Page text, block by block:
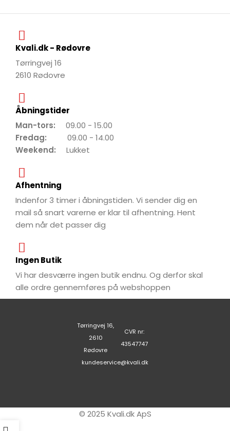
Kvali.dk - Rødovre
Tørringvej 16
2610 Rødovre
Åbningstider
Man-tors: 09.00 - 15.00
Fredag: 09.00 - 14.00
Weekend: Lukket
Afhentning
Indenfor 3 timer i åbningstiden. Vi sender dig en
mail så snart varerne er klar til afhentning. Hent
dem når det passer dig
Ingen Butik
Vi har desværre ingen butik endnu. Og derfor skal
alle ordre gennemføres på webshoppen
Tørringvej 16,
2610
Rødovre
CVR nr:
43547747
kundeservice@kvali.dk
© 2025 Kvali.dk ApS